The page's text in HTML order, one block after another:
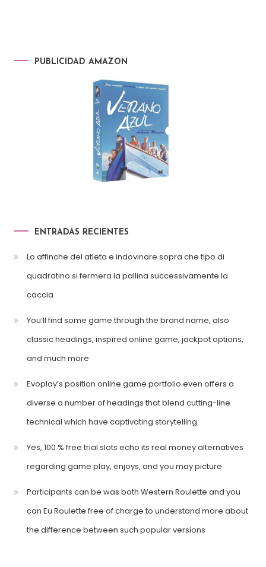
PUBLICIDAD AMAZON
ENTRADAS RECIENTES
Lo affinche del atleta e indovinare sopra che tipo di
quadratino si fermera la pallina successivamente la
caccia
You’ll find some game through the brand name, also
classic headings, inspired online game, jackpot options,
and much more
Evoplay’s position online game portfolio even offers a
diverse a number of headings that blend cutting-line
technical which have captivating storytelling
Yes, 100 % free trial slots echo its real money alternatives
regarding game play, enjoys, and you may picture
Participants can be was both Western Roulette and you
can Eu Roulette free of charge to understand more about
the difference between such popular versions